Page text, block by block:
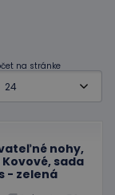
na stránke
nohy,
Kovové, sada
- zelená